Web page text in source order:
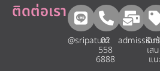
ติดต่อเรา
@sripatum
02
558
6888
รับ
เส
แน